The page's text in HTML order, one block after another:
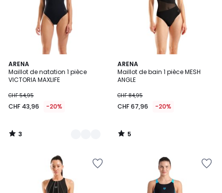
ARENA
Maillot de natation 1 pièce
VICTORIA MAXLIFE
CHF 54,95
CHF 43,96 -20%
3
/
5
2
Couleurs
3
/
ARENA
Maillot de bain 1 pièce MESH
ANGLE
CHF 84,95
CHF 67,96 -20%
5
/
5
5
/